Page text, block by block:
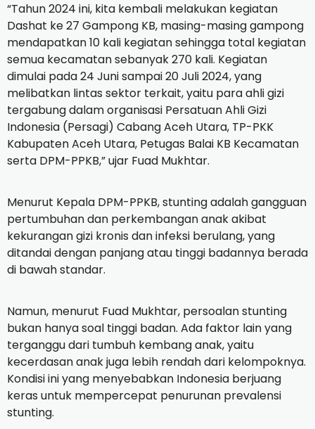
“Tahun 2024 ini, kita kembali melakukan kegiatan
Dashat ke 27 Gampong KB, masing-masing gampong
mendapatkan 10 kali kegiatan sehingga total kegiatan
semua kecamatan sebanyak 270 kali. Kegiatan
dimulai pada 24 Juni sampai 20 Juli 2024, yang
melibatkan lintas sektor terkait, yaitu para ahli gizi
tergabung dalam organisasi Persatuan Ahli Gizi
Indonesia (Persagi) Cabang Aceh Utara, TP-PKK
Kabupaten Aceh Utara, Petugas Balai KB Kecamatan
serta DPM-PPKB,” ujar Fuad Mukhtar.
Menurut Kepala DPM-PPKB, stunting adalah gangguan
pertumbuhan dan perkembangan anak akibat
kekurangan gizi kronis dan infeksi berulang, yang
ditandai dengan panjang atau tinggi badannya berada
di bawah standar.
Namun, menurut Fuad Mukhtar, persoalan stunting
bukan hanya soal tinggi badan. Ada faktor lain yang
terganggu dari tumbuh kembang anak, yaitu
kecerdasan anak juga lebih rendah dari kelompoknya.
Kondisi ini yang menyebabkan Indonesia berjuang
keras untuk mempercepat penurunan prevalensi
stunting.